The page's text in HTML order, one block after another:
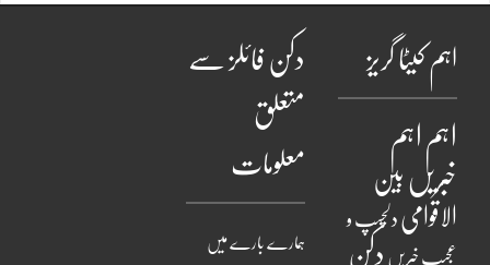
اہم کیٹا گریز
اہم اہم
خبریں بین
الاقوامی دلچسپ و
عجیب خبریں دکن
دکن فائلز سے
متعلق
معلومات
ہمارے بارے میں